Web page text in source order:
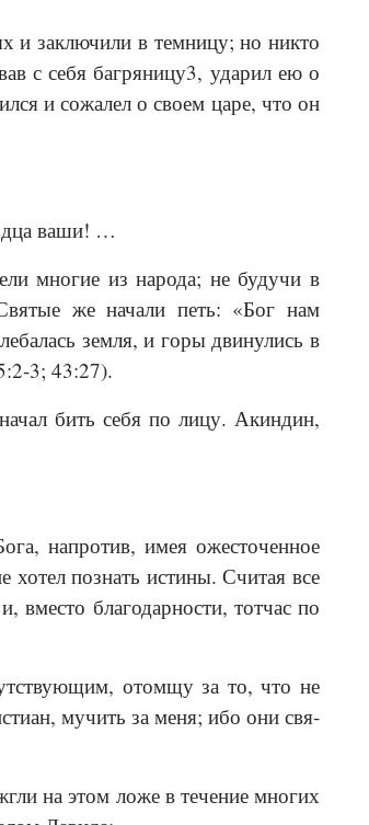
и заключили в темницу; но никто
с себя багряницу3, ударил ею о
и сожалел о своем царе, что он
ваши! …
многие из народа; не будучи в
же начали петь: «Бог нам
земля, и горы двинулись в
3; 43:27).
бить себя по лицу. Акиндин,
напротив, имея ожесточенное
познать истины. Считая все
благодарности, тотчас по
отомщу за то, что не
мучить за меня; ибо они свя­
на этом ложе в тече­ние многих